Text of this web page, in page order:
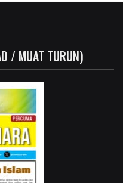
/ MUAT TURUN)